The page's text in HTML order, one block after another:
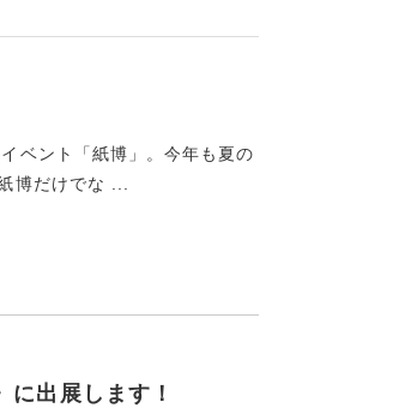
ベント「紙博」。今年も夏の
博だけでな ...
出展します！